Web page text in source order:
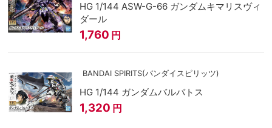
HG 1/144 ASW-G-66 ガンダムキマリスヴィ
ダール
1,760 円
BANDAI SPIRITS(バンダイスピリッツ)
HG 1/144 ガンダムバルバトス
1,320 円